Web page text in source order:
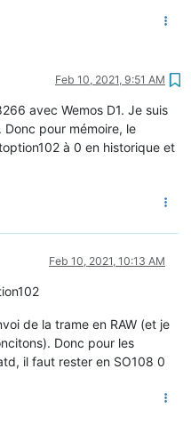
Feb 10, 2021, 9:51 AM
avec Wemos D1. Je suis
pour mémoire, le
à 0 en historique et
Feb 10, 2021, 10:13 AM
de la trame en RAW (et je
Donc pour les
il faut rester en SO108 0